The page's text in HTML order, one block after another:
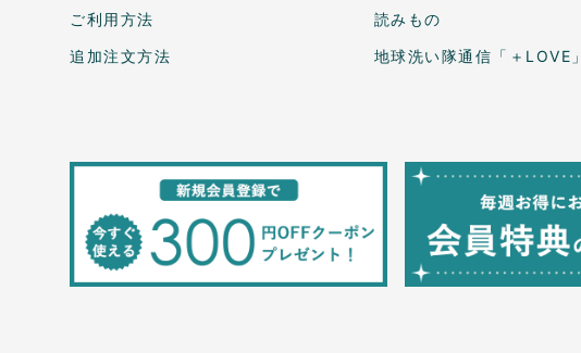
ご利用方法
追加注文方法
読みもの
地球洗い隊通信「＋LOVE」